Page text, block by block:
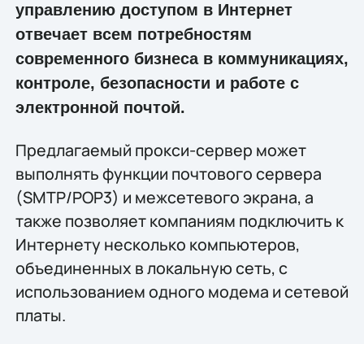
управлению доступом в Интернет
отвечает всем потребностям
современного бизнеса в коммуникациях,
контроле, безопасности и работе с
электронной почтой.
Предлагаемый прокси-сервер может
выполнять функции почтового сервера
(SMTP/POP3) и межсетевого экрана, а
также позволяет компаниям подключить к
Интернету несколько компьютеров,
объединенных в локальную сеть, с
использованием одного модема и сетевой
платы.